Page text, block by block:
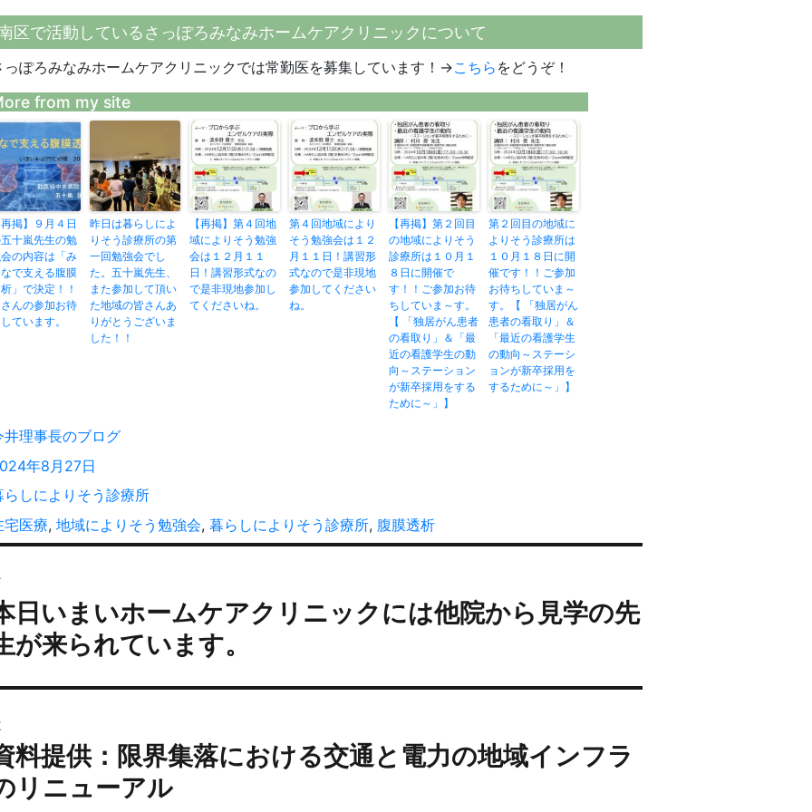
区で活動しているさっぽろみなみホームケアクリニックについて
っぽろみなみホームケアクリニックでは常勤医を募集しています！→こちら をどうぞ！
from my site
掲】９月４日
十嵐先生の勉
の内容は「み
で支える腹膜
」で決定！！
んの参加お待
ています。
昨日は暮らしによ
りそう診療所の第
一回勉強会でし
た。五十嵐先生、
また参加して頂い
た地域の皆さんあ
りがとうございま
した！！
【再掲】第４回地
域によりそう勉強
会は１２月１１
日！講習形式なの
で是非現地参加し
てくださいね。
第４回地域により
そう勉強会は１２
月１１日！講習形
式なので是非現地
参加してください
ね。
【再掲】第２回目
の地域によりそう
診療所は１０月１
８日に開催で
す！！ご参加お待
ちしていま～す。
【 「独居がん患者
の看取り」＆「最
近の看護学生の動
向～ステーション
が新卒採用をする
ために～」】
第２回目の地域に
よりそう診療所は
１０月１８日に開
催です！！ご参加
お待ちしていま～
す。【 「独居がん
患者の看取り」＆
「最近の看護学生
の動向～ステーシ
ョンが新卒採用を
するために～」】
井理事長のブログ
年8月27日
らしによりそう診療所
宅医療, 地域によりそう勉強会, 暮らしによりそう診療所, 腹膜透析
:
日いまいホームケアクリニックには他院から見学の先
が来られています。
料提供：限界集落における交通と電力の地域インフラ
リニューアル